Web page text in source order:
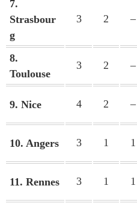
7.
Strasbour
g
3 2 –
8.
Toulouse
3 2 –
9. Nice 4 2 –
10. Angers 3 1 1
11. Rennes 3 1 1